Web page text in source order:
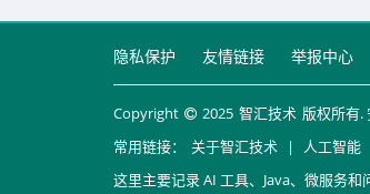
隐私保护 友情链接 举报中心
Copyright 2025 智汇技术 版权所有.
常用链接：
关于智汇技术 | 人工智能
这里主要记录 AI 工具、Java、微服务